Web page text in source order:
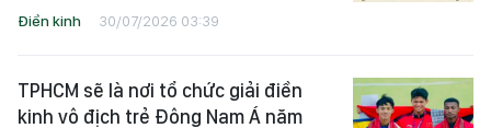
Điền kinh 30/07/2026 03:39
TPHCM sẽ là nơi tổ chức giải điền
kinh vô địch trẻ Đông Nam Á năm